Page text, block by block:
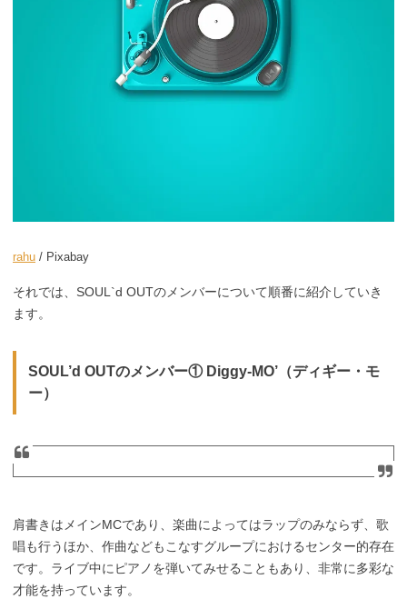
rahu / Pixabay
それでは、SOUL`d OUTのメンバーについて順番に紹介していき
ます。
SOUL’d OUTのメンバー① Diggy-MO’（ディギー・モ
ー）
肩書きはメインMCであり、楽曲によってはラップのみならず、歌
唱も行うほか、作曲などもこなすグループにおけるセンター的存在
です。ライブ中にピアノを弾いてみせることもあり、非常に多彩な
才能を持っています。